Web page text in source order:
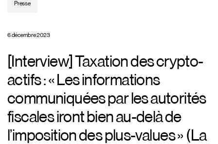
Presse
6 décembre 2023
[Interview] Taxation des crypto-
actifs : « Les informations
communiquées par les autorités
fiscales iront bien au-delà de
l’imposition des plus-values » (La